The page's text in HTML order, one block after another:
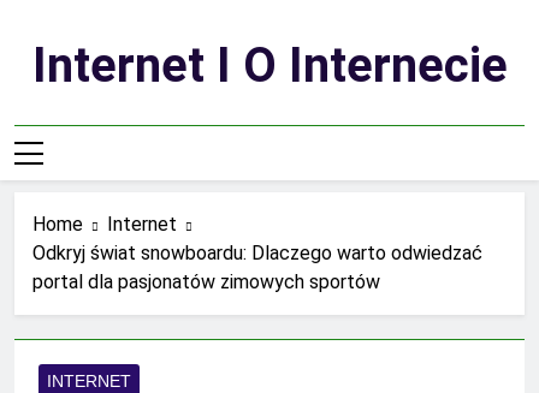
contentInternet I O Internecie
Home
Internet
Odkryj świat snowboardu: Dlaczego warto odwiedzać
portal dla pasjonatów zimowych sportów
INTERNET